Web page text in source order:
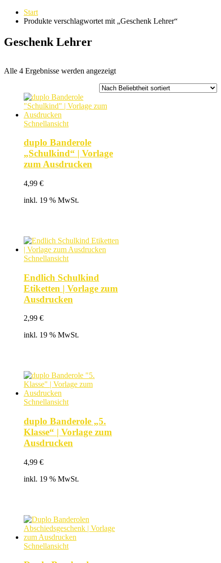
Start
Produkte verschlagwortet mit „Geschenk Lehrer“
Geschenk Lehrer
Alle 4 Ergebnisse werden angezeigtNach
sortiert
Schnellansicht
duplo Banderole
„Schulkind“ | Vorlage
zum Ausdrucken
4,99 €
inkl. 19 % MwSt.
Schnellansicht
Endlich Schulkind
Etiketten | Vorlage zum
Ausdrucken
2,99 €
inkl. 19 % MwSt.
Schnellansicht
duplo Banderole „5.
Klasse“ | Vorlage zum
Ausdrucken
4,99 €
inkl. 19 % MwSt.
Schnellansicht